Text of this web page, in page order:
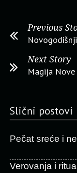
Previous
Next Story
Magija
Slični postovi
Pečat sreće i
Verovanja i